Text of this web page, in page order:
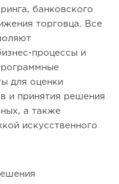
банковского
торговца. Все
процессы и
для оценки
и принятия решения
а также
искусственного